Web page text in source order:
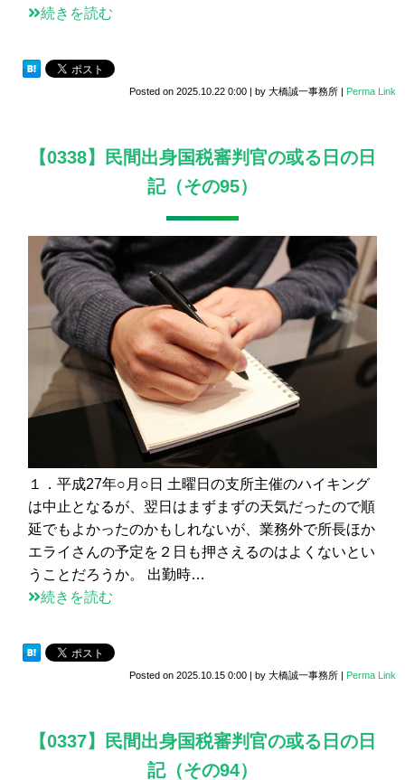
続きを読む
Posted on 2025.10.22 0:00 | by 大橋誠一事務所 | Perma Link
【0338】民間出身国税審判官の或る日の日
記（その95）
１．平成27年○月○日 土曜日の支所主催のハイキング
は中止となるが、翌日はまずまずの天気だったので順
延でもよかったのかもしれないが、業務外で所長ほか
エライさんの予定を２日も押さえるのはよくないとい
うことだろうか。 出勤時…
続きを読む
Posted on 2025.10.15 0:00 | by 大橋誠一事務所 | Perma Link
【0337】民間出身国税審判官の或る日の日
記（その94）